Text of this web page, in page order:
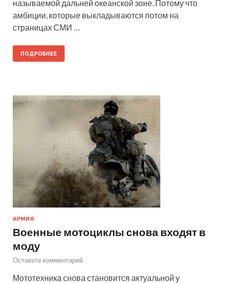
называемой дальней океанской зоне. Потому что
амбиции, которые выкладываются потом на
страницах СМИ …
ПОДРОБНЕЕ
АРМИЯ
Военные мотоциклы снова входят в
моду
Оставьте комментарий
Мототехника снова становится актуальной у